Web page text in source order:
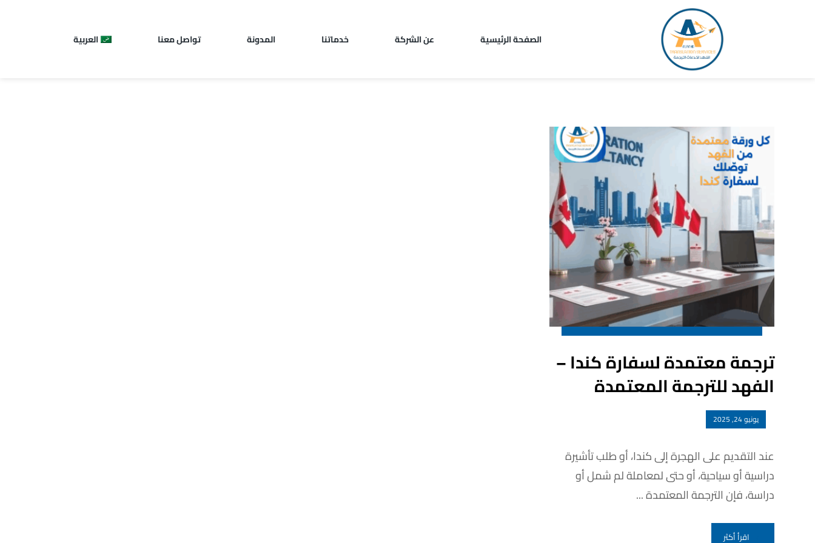
الصفحة الرئيسية عن الشركة خدماتنا المدونة تواصل معنا العربية
ترجمة معتمدة لسفارة كندا –
الفهد للترجمة المعتمدة
يونيو 24, 2025
عند التقديم على الهجرة إلى كندا، أو طلب تأشيرة
دراسية أو سياحية، أو حتى لمعاملة لم شمل أو
دراسة، فإن الترجمة المعتمدة ...
اقرأ أكثر